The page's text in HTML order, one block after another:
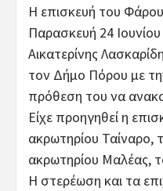
Η επισκευή του
Παρασκευή 24
Αικατερίνης
τον Δήμο Πόρου με
πρόθεση του να
Είχε προηγηθεί η
ακρωτηρίου Ταίναρο,
ακρωτηρίου Μαλέας,
Η στερέωση και τα